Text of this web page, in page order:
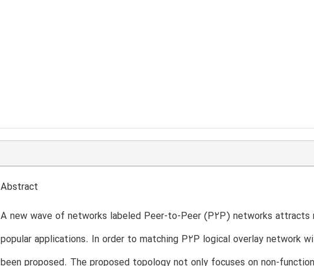
Abstract
A new wave of networks labeled Peer-to-Peer (P2P) networks attracts
popular applications. In order to matching P2P logical overlay network
been proposed. The proposed topology not only focuses on non-